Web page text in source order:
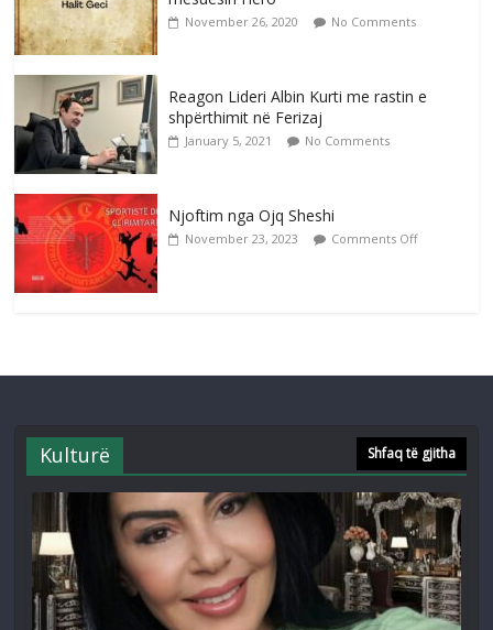
November 26, 2020 No Comments
Reagon Lideri Albin Kurti me rastin e
shpërthimit në Ferizaj
January 5, 2021 No Comments
Njoftim nga Ojq Sheshi
November 23, 2023 Comments Off
Kulturë Shfaq të gjitha